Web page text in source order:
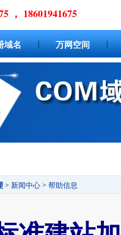
， 18601941675
域名 万网空间
> 新闻中心 > 帮助信息